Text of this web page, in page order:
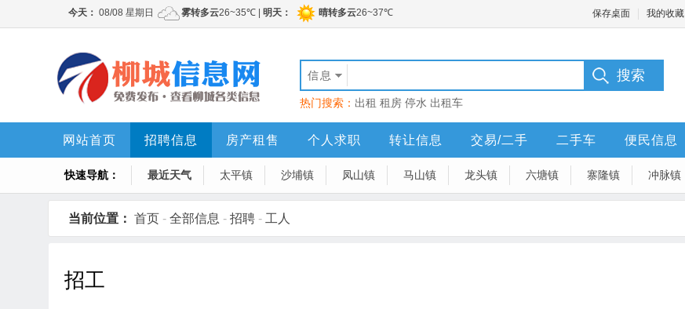
保存桌面 我的收藏
信息
热门搜索： 出租 租房 停水 出租车
网站首页 招聘信息 房产租售 个人求职 转让信息 交易/二手 二手车 便民信息
快速导航： 最近天气 太平镇 沙埔镇 凤山镇 马山镇 龙头镇 六塘镇 寨隆镇 冲脉镇
当前位置： 首页 - 全部信息 - 招聘 - 工人
招工